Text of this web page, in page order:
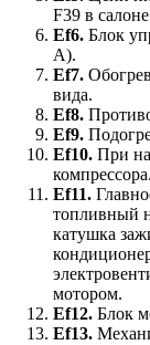
F39 в
Ef6. Блок
А).
Ef7.
вида.
Ef8.
Ef9.
Ef10. При
компрессора.
Ef11.
топливный
катушка
мотором.
Ef12. Блок
Ef13.